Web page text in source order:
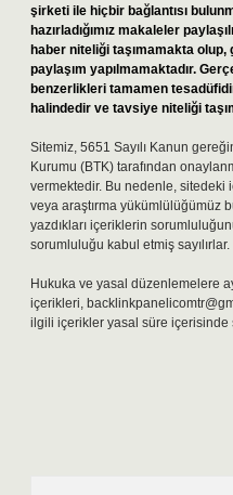
şirketi ile hiçbir bağlantısı
hazırladığımız makaleler
haber niteliği taşımamakta
paylaşım yapılmamaktadır.
benzerlikleri tamamen
halindedir ve tavsiye niteliği
Sitemiz, 5651 Sayılı Kanun
Kurumu (BTK) tarafından
vermektedir. Bu nedenle, sitedeki
veya araştırma yükümlülüğümüz
yazdıkları içeriklerin
sorumluluğu kabul etmiş sayılırlar.
Hukuka ve yasal düzenlemelere
içerikleri,
ilgili içerikler yasal süre içerisinde